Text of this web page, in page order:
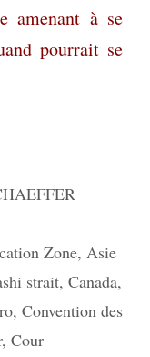
amenant à se
pourrait se
Zone, Asie
strait, Canada,
, Convention des
, Cour